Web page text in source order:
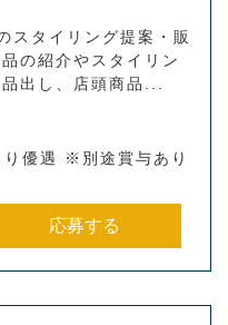
スタイリング提案・販
の紹介やスタイリン
出し、店頭商品...
優遇 ※別途賞与あり
応募する